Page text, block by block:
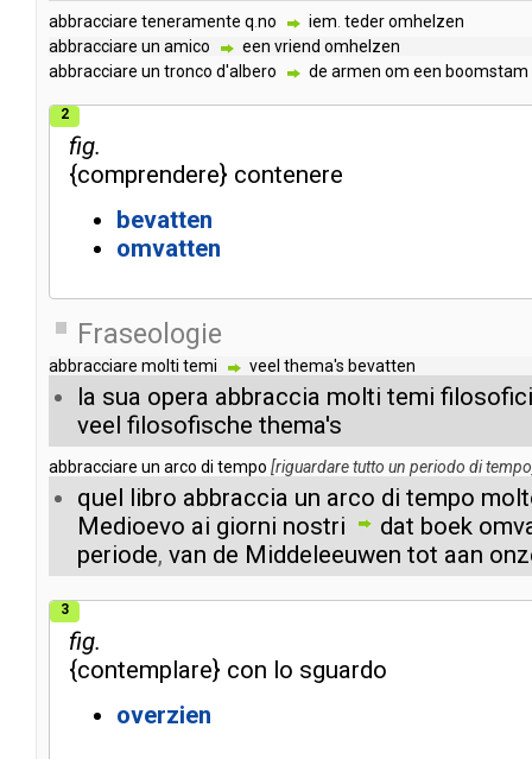
abbracciare teneramente q no iem tederomhelzen
abbracciare un amico een vriend omhelzen
abbracciare un tronco d'albero de armen om een boomstam
2
fig.
{comprendere} contenere
bevatten
omvatten
Fraseologie
abbracciare molti temi veel thema's bevatten
la sua opera abbraccia molti temi filosofici
veel filosofische thema's
abbracciare un arco di tempo [riguardaretutto un periodo ditempo
quel libro abbraccia un arco di tempo
Medioevo ai giorni nostri dat boek
periode, van de Middeleeuwen tot aan
3
fig.
{contemplare} con lo sguardo
overzien